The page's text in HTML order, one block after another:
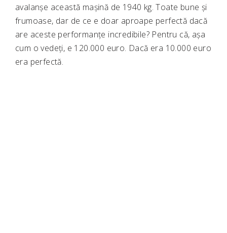
avalanșe această mașină de 1940 kg. Toate bune și
frumoase, dar de ce e doar aproape perfectă dacă
are aceste performanțe incredibile? Pentru că, așa
cum o vedeți, e 120.000 euro. Dacă era 10.000 euro
era perfectă.